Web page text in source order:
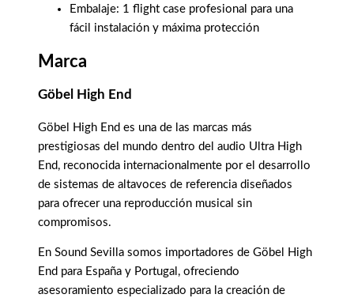
Embalaje: 1 flight case profesional para una
fácil instalación y máxima protección
Marca
Göbel High End
Göbel High End es una de las marcas más
prestigiosas del mundo dentro del audio Ultra High
End, reconocida internacionalmente por el desarrollo
de sistemas de altavoces de referencia diseñados
para ofrecer una reproducción musical sin
compromisos.
En Sound Sevilla somos importadores de Göbel High
End para España y Portugal, ofreciendo
asesoramiento especializado para la creación de